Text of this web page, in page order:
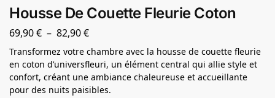
Housse De Couette Fleurie Coton
69,90€ – 82,90€
Transformez votre chambre avec la housse de couette fleurie
en coton d’universfleuri, un élément central qui allie style et
confort, créant une ambiance chaleureuse et accueillante
pour des nuits paisibles.